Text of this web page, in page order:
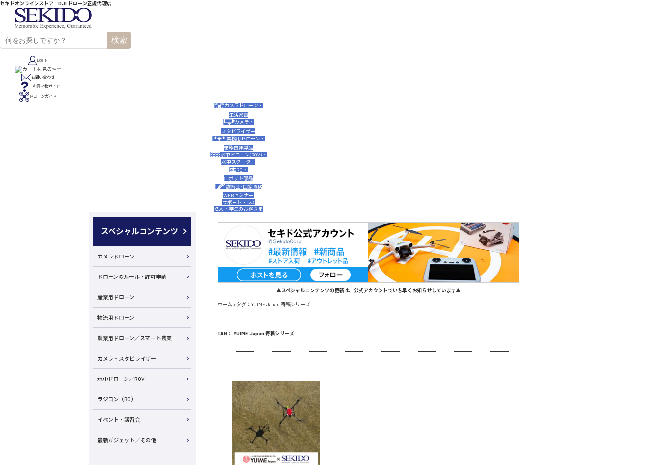
セキドオンラインストア DJI ドローン正規代理店
検索
LOGIN
CART
お問い合わせ
お買い物ガイド
ドローンガイド
カメラドローン・
生活家電
カメラ・
スタビライザー
業務用ドローン・
業務関連製品
水中ドローン(ROV)・
水中スクーター
RC・
ロボット部品
講習会･国家資格
WEBセミナー
サポート・Q&A
法人・学生のお客さま
スペシャルコンテンツ
カメラドローン
ドローンのルール・許可申請
産業用ドローン
物流用ドローン
農業用ドローン／スマート農業
カメラ・スタビライザー
水中ドローン／ROV
ラジコン（RC）
イベント・講習会
最新ガジェット／その他
▲スペシャルコンテンツの更新は、公式アカウントでいち早くお知らせしています▲
ホーム > タグ：YUIME Japan 寄稿シリーズ
TAG： YUIME Japan 寄稿シリーズ